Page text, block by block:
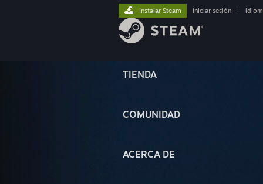
TIENDA
COMUNIDAD
ACERCA DE
Instalar Steam iniciar sesión